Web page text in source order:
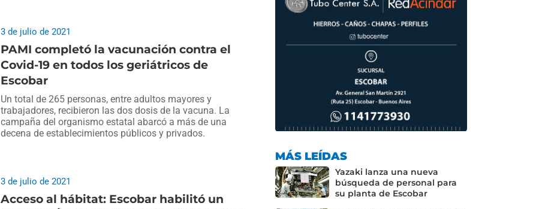
PAMI completó la vacunación contra el
Covid-19 en todos los geriátricos de
Escobar
3 de julio de 2021
Un total de 265 personas, entre adultos mayores y
trabajadores, recibieron las dos dosis de la vacuna. La
campaña del organismo estatal abarcó a más de una
decena de establecimientos públicos y privados.
Acceso al hábitat: Escobar habilitó un
3 de julio de 2021
MÁS LEÍDAS
Yazaki lanza una nueva
búsqueda de personal para
su planta de Escobar